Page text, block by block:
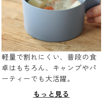
軽量で割れにくい、普段の食
卓はもちろん、キャンプやパ
ーティーでも大活躍。
もっと見る